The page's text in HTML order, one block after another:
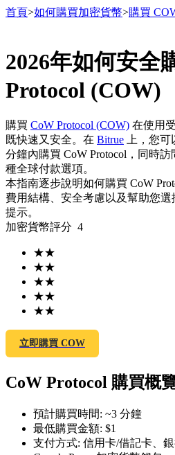
USDT永續
多種以USDT結算的永續合約
幣本位永續
以數字貨幣為保證金的永續合
首頁>如何購買加密貨幣>購買
2026年如何安全
Protocol (COW)
購買 CoW Protocol (COW) 在使用
既快速又安全。在 Bitrue 上，您
分鐘內購買 CoW Protocol，同時
種全球付款選項。
本指南逐步說明如何購買 CoW
費用結構、安全考慮以及幫助您
提示。
加密貨幣評分 4
★★
★★
★★
★★
★★
立即購買 COW
CoW Protocol 購買概
預計購買時間: ~3 分鐘
最低購買金額: $1
支付方式: 信用卡/借記卡、銀